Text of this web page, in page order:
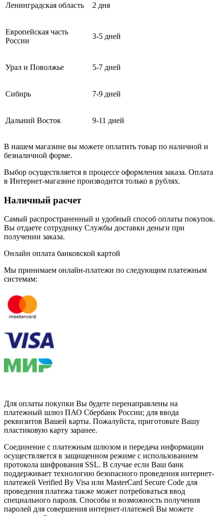
Ленинградская область 2 дня
Европейская часть
России
3-5 дней
Урал и Поволжье 5-7 дней
Сибирь 7-9 дней
Дальний Восток 9-11 дней
В нашем магазине вы можете оплатить товар по наличной и
безналичной форме.
Выбор осуществляется в процессе оформления заказа. Оплата
в Интернет-магазине производится только в рублях.
Наличный расчет
Самый распространенный и удобный способ оплаты покупок.
Вы отдаете сотруднику Службы доставки деньги при
получении заказа.
Онлайн оплата банковской картой
Мы принимаем онлайн-платежи по cледующим платежным
системам:
Для оплаты покупки Вы будете перенаправлены на
платежный шлюз ПАО Сбербанк России; для ввода
реквизитов Вашей карты. Пожалуйста, приготовьте Вашу
пластиковую карту заранее.
Соединение с платежным шлюзом и передача информации
осуществляется в защищенном режиме с использованием
протокола шифрования SSL. В случае если Ваш банк
поддерживает технологию безопасного проведения интернет-
платежей Verified By Visa или MasterCard Secure Code для
проведения платежа также может потребоваться ввод
специального пароля. Способы и возможность получения
паролей для совершения интернет-платежей Вы можете